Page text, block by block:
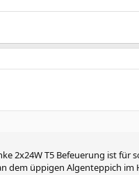
2x24W T5 Befeuerung ist für
dem üppigen Algenteppich im